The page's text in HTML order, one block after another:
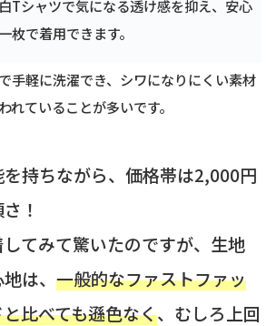
Tシャツで気になる透け感を抑え、安心
枚で着用できます。
手軽に洗濯でき、シワになりにくい素材
れていることが多いです。
持ちながら、価格帯は2,000円
！
てみて驚いたのですが、生地
は、 一般的なファストファッ
比べても遜色なく、むしろ上回